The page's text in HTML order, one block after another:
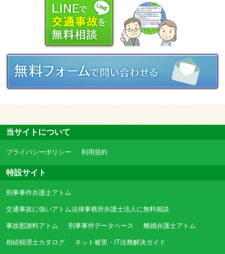
当サイトについて
プライバシーポリシー 利用規約
特設サイト
刑事事件弁護士アトム
交通事故に強いアトム法律事務所弁護士法人に無料相談
事故慰謝料アトム 刑事事件データベース 離婚弁護士アトム
相続税理士カタログ ネット被害・IT法務解決ガイド